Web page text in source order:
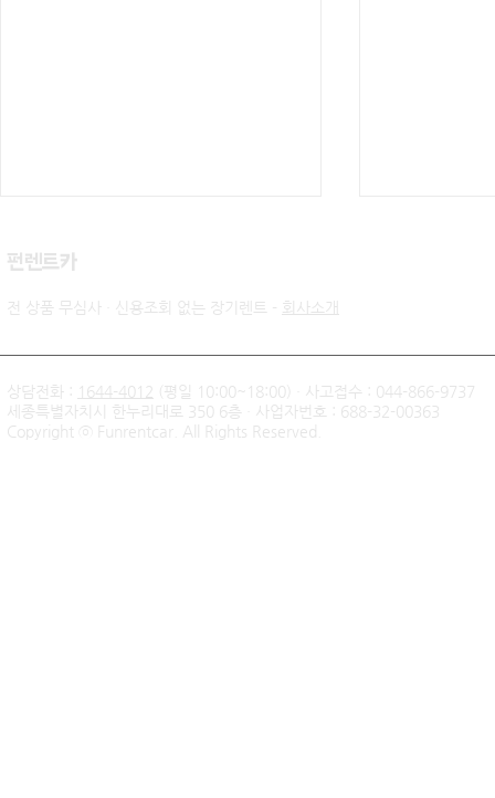
신불자 기아 쏘렌토 하이브리
드 무심사 장기렌트 출고후기
팰리세이드
​펀렌트카
전 상품 무심사 · 신용조회 없는 장기렌트 - 회사소개
상담전화 : 1644-4012
(평일 10:00~18:00) · 사고접수 : 044-866-9737
세종특별자치시 한누리대로 350 6층 · 사업자번호 : 688-32-00363
Copyright ⓒ Funrentcar. All Rights Reserved.